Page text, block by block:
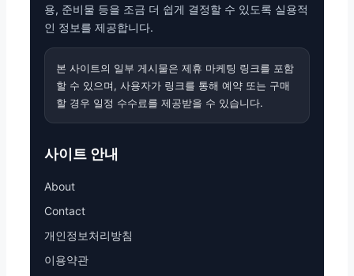
용, 준비물 등을 조금 더 쉽게 결정할 수 있도록 실용적
인 정보를 제공합니다.
본 사이트의 일부 게시물은 제휴 마케팅 링크를 포함
할 수 있으며, 사용자가 링크를 통해 예약 또는 구매
할 경우 일정 수수료를 제공받을 수 있습니다.
사이트 안내
About
Contact
개인정보처리방침
이용약관